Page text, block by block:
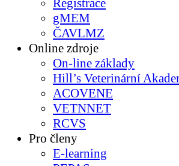
Registrace
gMEM
ČAVLMZ
Online zdroje
On-line základy
Hill’s Veterinární
ACOVENE
VETNNET
RCVS
Pro členy
E-learning